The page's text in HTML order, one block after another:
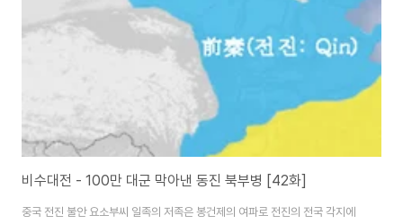
하는 신의 아버지이시니 어찌 자식이 그 아버지를 봉양하고서 보답을 바랍니
까!" 전진군의 전선이 길었고 선봉군이..
비수대전 - 100만 대군 막아낸 동진 북부병 [42화]
중국 전진 불안 요소부씨 일족의 저족은 봉건제의 여파로 전진의 전국 각지에